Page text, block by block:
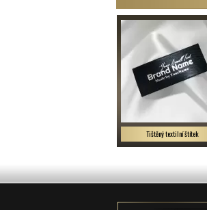
Tištěný textilní štítek